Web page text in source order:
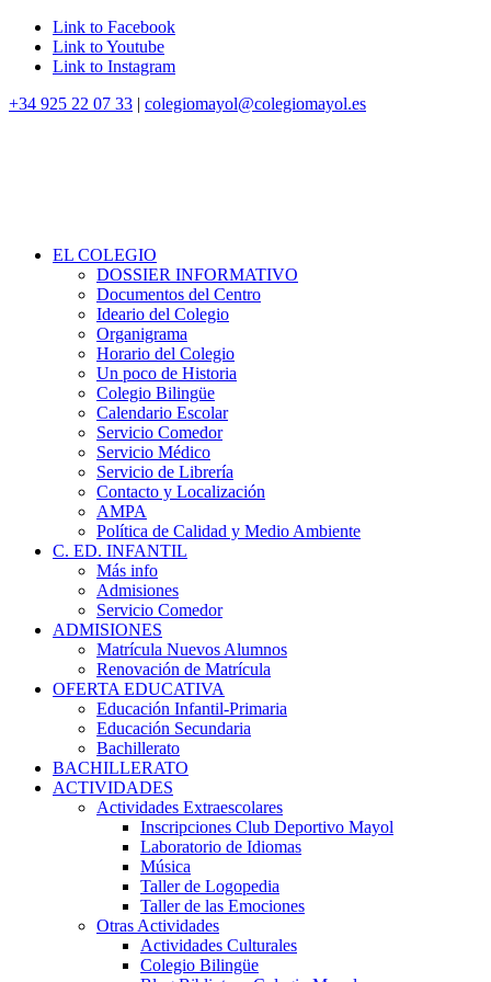
Link to Facebook
Link to Youtube
Link to Instagram
+34 925 22 07 33 | colegiomayol@colegiomayol.es
EL COLEGIO
DOSSIER INFORMATIVO
Documentos del Centro
Ideario del Colegio
Organigrama
Horario del Colegio
Un poco de Historia
Colegio Bilingüe
Calendario Escolar
Servicio Comedor
Servicio Médico
Servicio de Librería
Contacto y Localización
AMPA
Política de Calidad y Medio Ambiente
C. ED. INFANTIL
Más info
Admisiones
Servicio Comedor
ADMISIONES
Matrícula Nuevos Alumnos
Renovación de Matrícula
OFERTA EDUCATIVA
Educación Infantil-Primaria
Educación Secundaria
Bachillerato
BACHILLERATO
ACTIVIDADES
Actividades Extraescolares
Inscripciones Club Deportivo Mayol
Laboratorio de Idiomas
Música
Taller de Logopedia
Taller de las Emociones
Otras Actividades
Actividades Culturales
Colegio Bilingüe